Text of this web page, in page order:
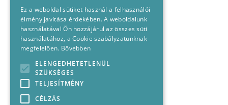
Ez a weboldal sütiket használ a felhasználói
élmény javítása érdekében. A weboldalunk
használatával Ön hozzájárul az összes süti
használatához, a Cookie szabályzatunknak
megfelelően. Bővebben
ELENGEDHETETLENÜL
SZÜKSÉGES
TELJESÍTMÉNY
CÉLZÁS